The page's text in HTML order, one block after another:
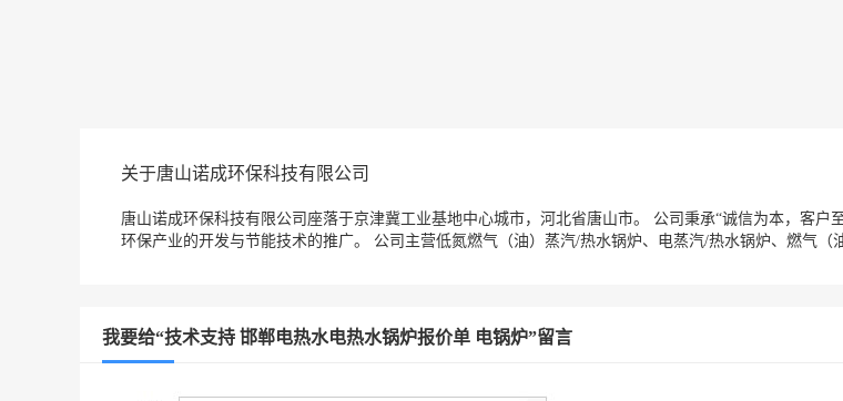
关于唐山诺成环保科技有限公司
唐山诺成环保科技有限公司座落于京津冀工业基地中心城市，河北省唐山市。 公司秉承“诚信为本，客
环保产业的开发与节能技术的推广。 公司主营低氮燃气（油）蒸汽/热水锅炉、电蒸汽/热水锅炉、燃气
我要给“技术支持 邯郸电热水电热水锅炉报价单 电锅炉”留言